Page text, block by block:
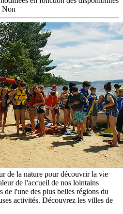
Non
de la nature pour découvrir la vie
de l'accueil de nos lointains
de l'une des plus belles régions du
activités. Découvrez les villes de